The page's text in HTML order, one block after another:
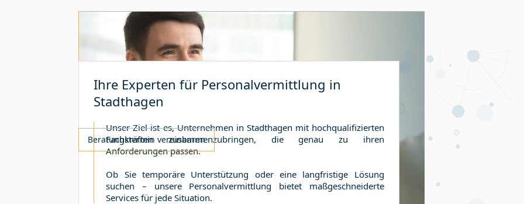
Ihre Experten für Personalvermittlung in
Stadthagen
Unser Ziel ist es, Unternehmen in Stadthagen mit hochqualifizierten
Fachkräften zusammenzubringen, die genau zu ihren
Anforderungen passen.
Ob Sie temporäre Unterstützung oder eine langfristige Lösung
suchen – unsere Personalvermittlung bietet maßgeschneiderte
Services für jede Situation.
Beratungstermin vereinbaren